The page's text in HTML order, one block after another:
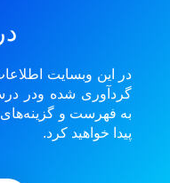
در این وبسایت
گردآوری شده ودر
به فهرست و
پیدا خواهید کرد.